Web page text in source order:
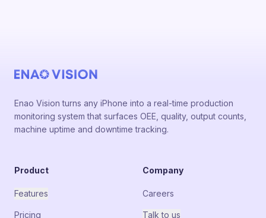
Enao Vision turns any iPhone into a real-time production
monitoring system that surfaces OEE, quality, output counts,
machine uptime and downtime tracking.
Product
Features
Pricing
Company
Careers
Talk to us